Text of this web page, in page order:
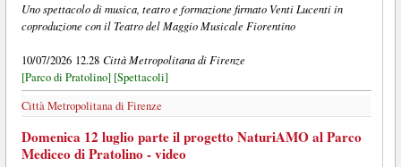
Uno spettacolo di musica, teatro e formazione firmato Venti Lucenti in
coproduzione con il Teatro del Maggio Musicale Fiorentino
10/07/2026 12.28 Città Metropolitana di Firenze
[Parco di Pratolino] [Spettacoli]
Città Metropolitana di Firenze
Domenica 12 luglio parte il progetto NaturiAMO al Parco
Mediceo di Pratolino - video